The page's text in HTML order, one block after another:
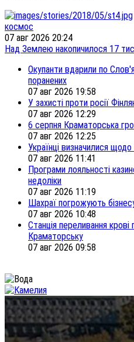
космос
07 авг 2026 20:24
Над Землею накопичилося 17
Окупанти вдарили по
поранених
07 авг 2026 19:58
У захисті проти росії
07 авг 2026 12:29
6 серпня Краматорська
07 авг 2026 12:25
Українці визначилися
07 авг 2026 11:41
Програми лояльності
недоліки
07 авг 2026 11:19
Шахраї погрожують
07 авг 2026 10:48
Станція переливання крові
Краматорську
07 авг 2026 09:58